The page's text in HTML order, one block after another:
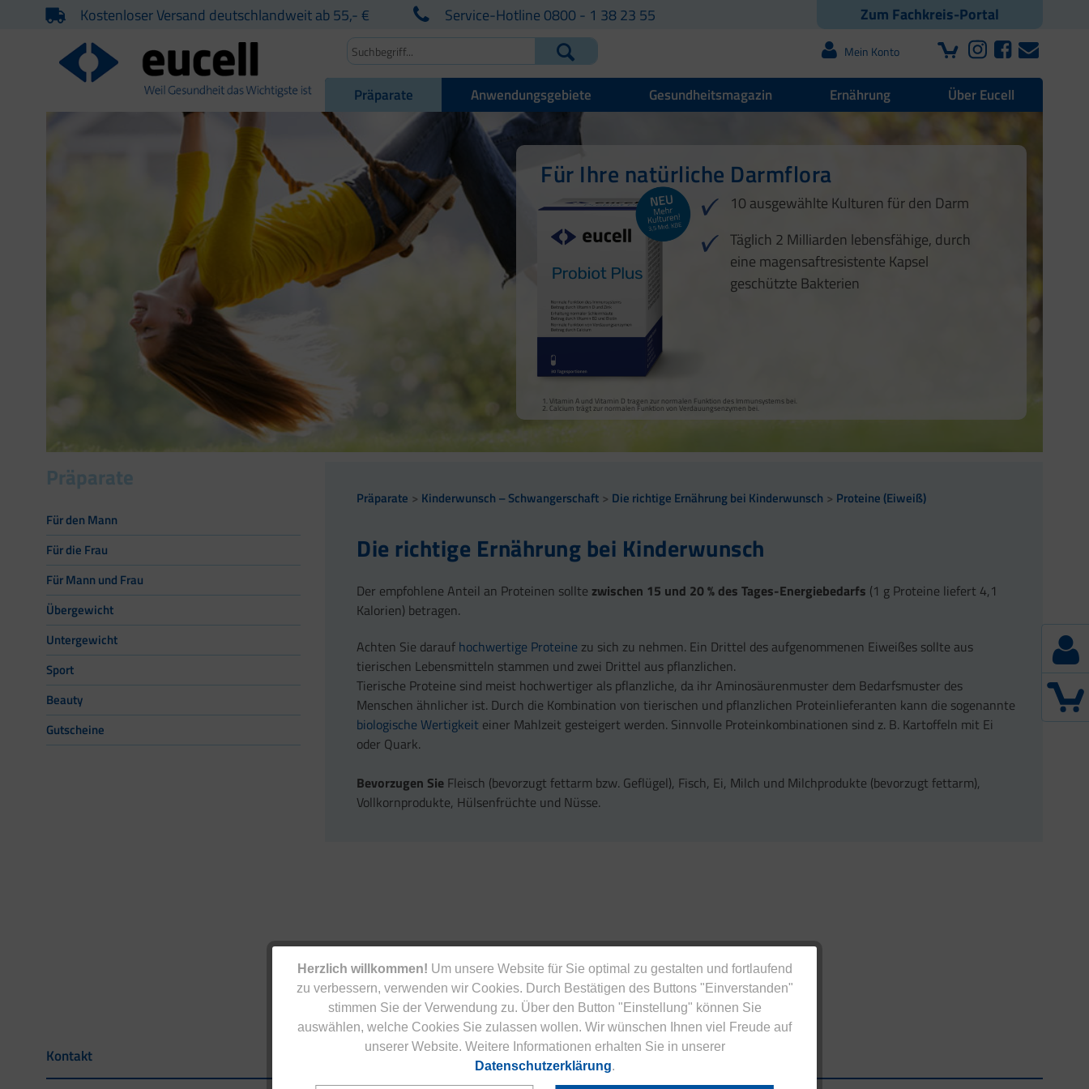
Herzlich willkommen! Um unsere Website für Sie optimal zu gestalten und fortlaufend
zu verbessern, verwenden wir Cookies. Durch Bestätigen des Buttons "Einverstanden"
stimmen Sie der Verwendung zu. Über den Button "Einstellung" können Sie
auswählen, welche Cookies Sie zulassen wollen. Wir wünschen Ihnen viel Freude auf
unserer Website. Weitere Informationen erhalten Sie in unserer
Datenschutzerklärung.
Zum Fachkreis-Portal
Kostenloser Versand deutschlandweit ab 55,- € Service-Hotline 0800 - 1 38 23 55
Mein Konto
Präparate Anwendungsgebiete Gesundheitsmagazin Ernährung Über Eucell
Für Ihre natürliche Darmflora
10 ausgewählte Kulturen für den Darm
Täglich 2 Milliarden lebensfähige, durch
eine magensaftresistente Kapsel
geschützte Bakterien
Vitamin A und Vitamin D tragen zur normalen Funktion des Immunsystems bei.
Calcium trägt zur normalen Funktion von Verdauungs­enzymen bei.
Natürliche Abwehr
Präparate
Für den Mann
Für die Frau
Für Mann und Frau
Übergewicht
Untergewicht
Sport
Beauty
Gutscheine
Präparate Kinderwunsch – Schwangerschaft Die richtige Ernährung bei Kinderwunsch Proteine (Eiweiß)
Die richtige Ernährung bei Kinderwunsch
Der empfohlene Anteil an Proteinen sollte zwischen 15 und 20 % des Tages-Energiebedarfs (1 g Proteine liefert 4,1
Kalorien) betragen.
Achten Sie darauf hochwertige Proteine zu sich zu nehmen. Ein Drittel des aufgenommenen Eiweißes sollte aus
tierischen Lebensmitteln stammen und zwei Drittel aus pflanzlichen.
Tierische Proteine sind meist hochwertiger als pflanzliche, da ihr Aminosäurenmuster dem Bedarfsmuster des
Menschen ähnlicher ist. Durch die Kombination von tierischen und pflanzlichen Proteinlieferanten kann die sogenannte
biologische Wertigkeit einer Mahlzeit gesteigert werden. Sinnvolle Proteinkombinationen sind z. B. Kartoffeln mit Ei
oder Quark.
Bevorzugen Sie Fleisch (bevorzugt fettarm bzw. Geflügel), Fisch, Ei, Milch und Milchprodukte (bevorzugt fettarm),
Vollkornprodukte, Hülsenfrüchte und Nüsse.
Kontakt Service & Versand